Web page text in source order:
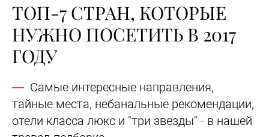
ТОП-7 СТРАН, КОТОРЫЕ
НУЖНО ПОСЕТИТЬ В 2017
ГОДУ
Самые интересные направления,
тайные места, небанальные рекомендации,
отели класса люкс и "три звезды" - в нашей